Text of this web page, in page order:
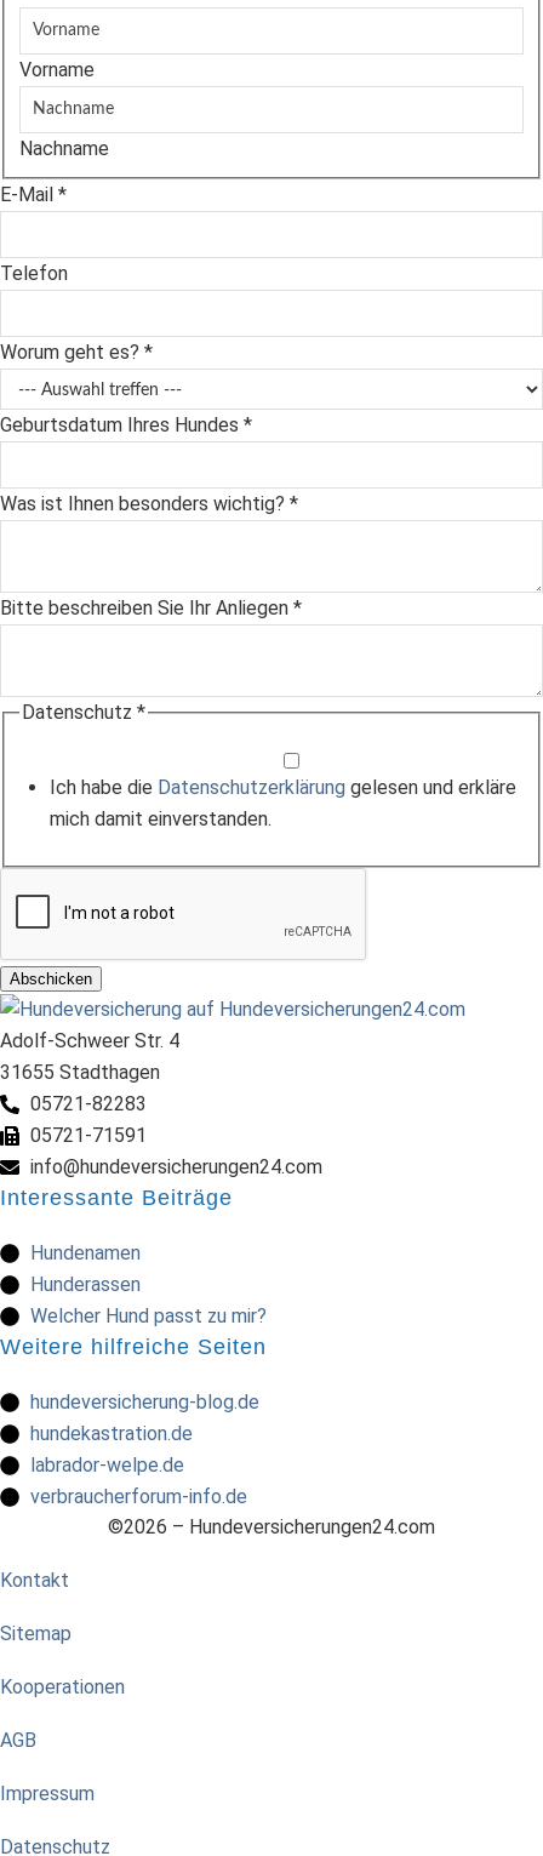
Vorname
Nachname
E-Mail *
Telefon
Worum geht es? *
Geburtsdatum Ihres Hundes *
Was ist Ihnen besonders wichtig? *
Bitte beschreiben Sie Ihr Anliegen *
Datenschutz *
Ich habe die Datenschutzerklärung gelesen und erkläre
mich damit einverstanden.
Abschicken
Adolf-Schweer Str. 4
31655 Stadthagen
05721-82283
05721-71591
info@hundeversicherungen24.com
Interessante Beiträge
Hundenamen
Hunderassen
Welcher Hund passt zu mir?
Weitere hilfreiche Seiten
hundeversicherung-blog.de
hundekastration.de
labrador-welpe.de
verbraucherforum-info.de
©2026 – Hundeversicherungen24.com
Kontakt
Sitemap
Kooperationen
AGB
Impressum
Datenschutz